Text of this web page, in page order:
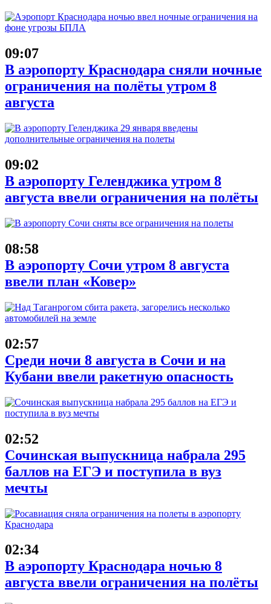
09:07
В аэропорту Краснодара сняли ночные
ограничения на полёты утром 8
августа
09:02
В аэропорту Геленджика утром 8
августа ввели ограничения на полёты
08:58
В аэропорту Сочи утром 8 августа
ввели план «Ковер»
02:57
Среди ночи 8 августа в Сочи и на
Кубани ввели ракетную опасность
02:52
Сочинская выпускница набрала 295
баллов на ЕГЭ и поступила в вуз
мечты
02:34
В аэропорту Краснодара ночью 8
августа ввели ограничения на полёты